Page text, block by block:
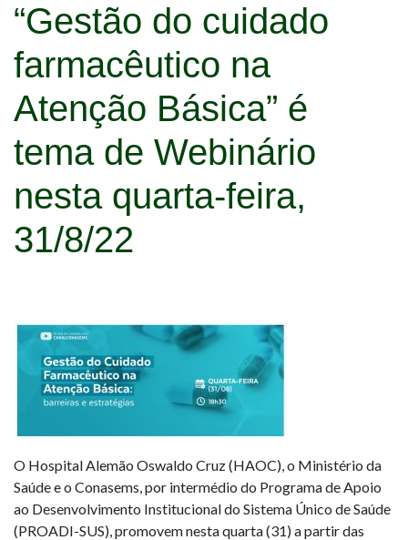
“Gestão do cuidado
farmacêutico na
Atenção Básica” é
tema de Webinário
nesta quarta-feira,
31/8/22
O Hospital Alemão Oswaldo Cruz (HAOC), o Ministério da
Saúde e o Conasems, por intermédio do Programa de Apoio
ao Desenvolvimento Institucional do Sistema Único de Saúde
(PROADI-SUS), promovem nesta quarta (31) a partir das